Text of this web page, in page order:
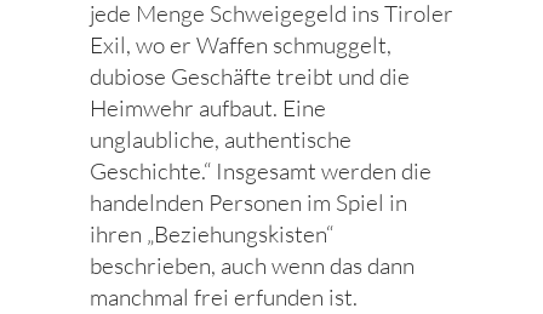
jede Menge Schweigegeld ins Tiroler
Exil, wo er Waffen schmuggelt,
dubiose Geschäfte treibt und die
Heimwehr aufbaut. Eine
unglaubliche, authentische
Geschichte.“ Insgesamt werden die
handelnden Personen im Spiel in
ihren „Beziehungskisten“
beschrieben, auch wenn das dann
manchmal frei erfunden ist.